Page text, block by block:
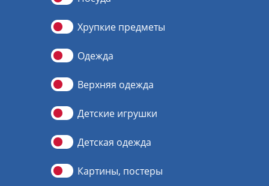
Хрупкие предметы
Одежда
Верхняя одежда
Детские игрушки
Детская одежда
Картины, постеры